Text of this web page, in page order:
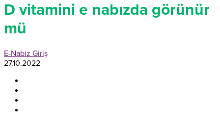
D vitamini e nabızda görünür
mü
E-Nabiz Giriş
27.10.2022